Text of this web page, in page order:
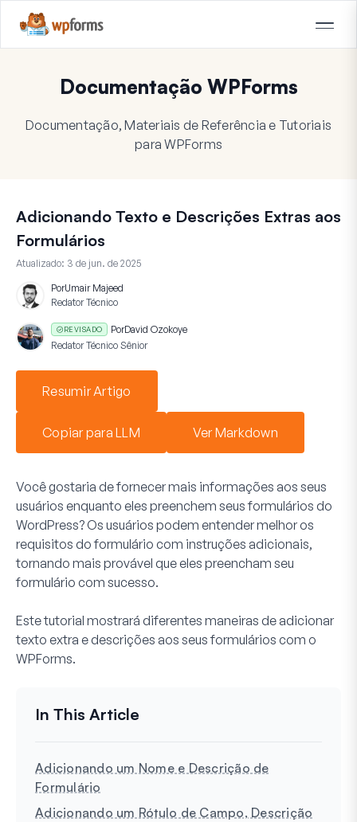
Documentação WPForms
Documentação, Materiais de Referência e Tutoriais
para WPForms
Adicionando Texto e Descrições Extras aos
Formulários
Atualizado: 3 de jun. de 2025
PorUmair Majeed
Redator Técnico
REVISADO PorDavid Ozokoye
Redator Técnico Sênior
Resumir Artigo
Copiar para LLM Ver Markdown
Você gostaria de fornecer mais informações aos seus
usuários enquanto eles preenchem seus formulários do
WordPress? Os usuários podem entender melhor os
requisitos do formulário com instruções adicionais,
tornando mais provável que eles preencham seu
formulário com sucesso.
Este tutorial mostrará diferentes maneiras de adicionar
texto extra e descrições aos seus formulários com o
WPForms.
Adicionando um Nome e Descrição de
Formulário
Adicionando um Rótulo de Campo, Descrição